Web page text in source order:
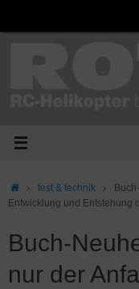
Starttest & technik
Entwicklung und Entstehung
Buch-
nur der